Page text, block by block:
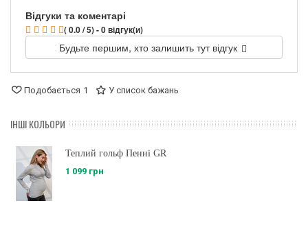
Відгуки та коментарі
( 0.0 / 5) - 0 відгук(и)
Будьте першим, хто залишить тут відгук
Подобається 1 У список бажань
ІНШІ КОЛЬОРИ
Теплий гольф Пенні GR
1 099 грн